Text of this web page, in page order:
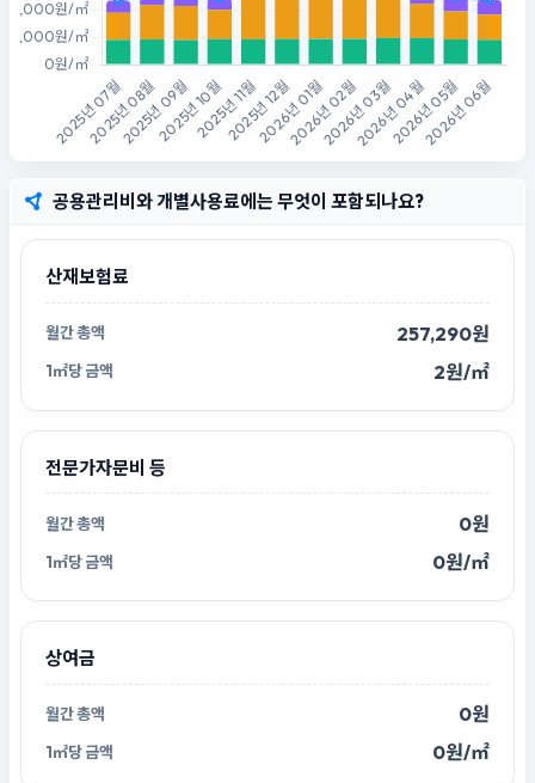
공용관리비와 개별사용료에는 무엇이 포함되나요?
산재보험료
257,290원
2원/㎡
전문가자문비 등
0원
0원/㎡
상여금
0원
0원/㎡